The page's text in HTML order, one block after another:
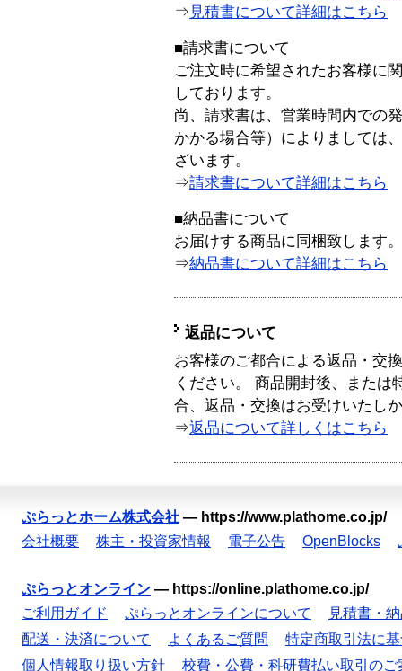
⇒ 見積書について詳細はこちら
■請求書について
ご注文時に希望されたお客様に
しております。
尚、請求書は、営業時間内での
かかる場合等）によりましては
ざいます。
⇒請求書について詳細はこちら
■納品書について
お届けする商品に同梱致します。
⇒納品書について詳細はこちら
返品について
お客様のご都合による返品・交
ください。 商品開封後、または
合、返品・交換はお受けいたし
⇒返品について詳しくはこちら
ぷらっとホーム株式会社 — https://www.plathome.co.jp/
会社概要
株主・投資家情報 電子公告 OpenBlocks
ぷらっとオンライン — https://online.plathome.co.jp/
ご利用ガイド
ぷらっとオンラインについて
見積書・
配送・決済について
よくあるご質問
特定商取引法に
個人情報取り扱い方針
校費・公費・科研費払い取引のご